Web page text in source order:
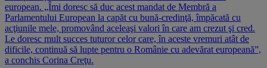
european. „Îmi doresc să duc acest mandat de Membră a
Parlamentului European la capăt cu bună-credinţă, împăcată cu
acţiunile mele, promovând aceleaşi valori în care am crezut şi cred.
Le doresc mult succes tuturor celor care, în aceste vremuri atât de
dificile, continuă să lupte pentru o Românie cu adevărat europeană”,
a conchis Corina Creţu.